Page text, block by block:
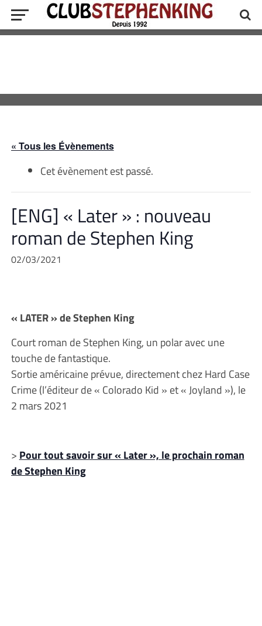
« Tous les Évènements
Cet évènement est passé.
[ENG] « Later » : nouveau
roman de Stephen King
02/03/2021
« LATER » de Stephen King
Court roman de Stephen King, un polar avec une
touche de fantastique.
Sortie américaine prévue, directement chez Hard Case
Crime (l’éditeur de « Colorado Kid » et « Joyland »), le
2 mars 2021
> Pour tout savoir sur « Later », le prochain roman
de Stephen King